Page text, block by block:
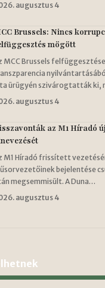
augusztus 4
Brussels: Nincs
mögött
MCC Brussels felfüggesztése
ürügyén szivárogtatták ki,
augusztus 4
az M1 Híradó
M1 Híradó frissített
bejelentése
megsemmisült. A Duna…
augusztus 4